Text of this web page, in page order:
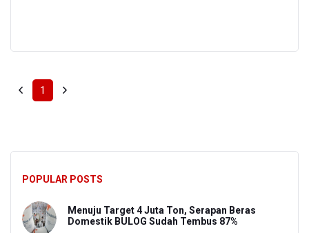
1
POPULAR POSTS
Menuju Target 4 Juta Ton, Serapan Beras
Domestik BULOG Sudah Tembus 87%